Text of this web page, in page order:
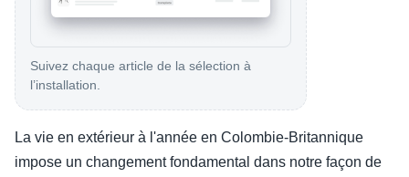
Suivez chaque article de la sélection à
l’installation.
La vie en extérieur à l'année en Colombie-Britannique
impose un changement fondamental dans notre façon de